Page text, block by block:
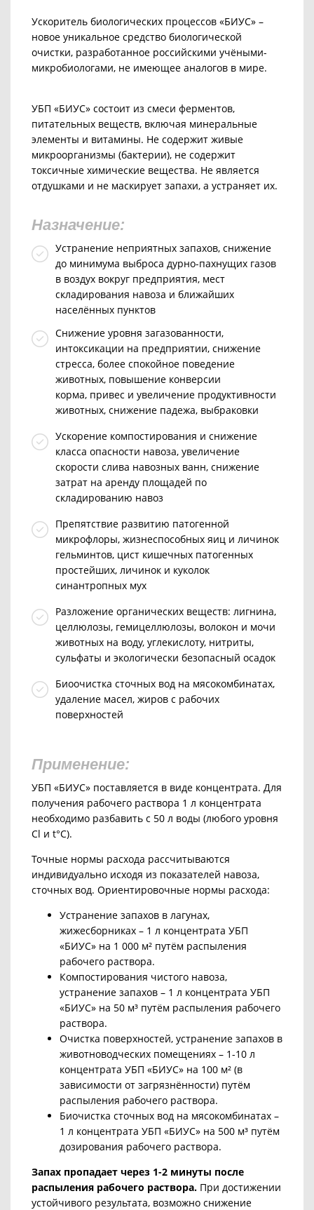
Ускоритель биологических процессов «БИУС» –
новое уникальное средство биологической
очистки, разработанное российскими учёными-
микробиологами, не имеющее аналогов в мире.
УБП «БИУС» состоит из смеси ферментов,
питательных веществ, включая минеральные
элементы и витамины. Не содержит живые
микроорганизмы (бактерии), не содержит
токсичные химические вещества. Не является
отдушками и не маскирует запахи, а устраняет их.
Назначение:
Устранение неприятных запахов, снижение
до минимума выброса дурно-пахнущих газов
в воздух вокруг предприятия, мест
складирования навоза и ближайших
населённых пунктов
Снижение уровня загазованности,
интоксикации на предприятии, снижение
стресса, более спокойное поведение
животных, повышение конверсии
корма, привес и увеличение продуктивности
животных, снижение падежа, выбраковки
Ускорение компостирования и снижение
класса опасности навоза, увеличение
скорости слива навозных ванн, снижение
затрат на аренду площадей по
складированию навоз
Препятствие развитию патогенной
микрофлоры, жизнеспособных яиц и личинок
гельминтов, цист кишечных патогенных
простейших, личинок и куколок
синантропных мух
Разложение органических веществ: лигнина,
целлюлозы, гемицеллюлозы, волокон и мочи
животных на воду, углекислоту, нитриты,
сульфаты и экологически безопасный осадок
Биоочистка сточных вод на мясокомбинатах,
удаление масел, жиров с рабочих
поверхностей
Применение:
УБП «БИУС» поставляется в виде концентрата. Для
получения рабочего раствора 1 л концентрата
необходимо разбавить с 50 л воды (любого уровня
Cl и t°С).
Точные нормы расхода рассчитываются
индивидуально исходя из показателей навоза,
сточных вод. Ориентировочные нормы расхода:
Устранение запахов в лагунах,
жижесборниках – 1 л концентрата УБП
«БИУС» на 1 000 м² путём распыления
рабочего раствора.
Компостирования чистого навоза,
устранение запахов – 1 л концентрата УБП
«БИУС» на 50 м³ путём распыления рабочего
раствора.
Очистка поверхностей, устранение запахов в
животноводческих помещениях – 1-10 л
концентрата УБП «БИУС» на 100 м² (в
зависимости от загрязнённости) путём
распыления рабочего раствора.
Биочистка сточных вод на мясокомбинатах –
1 л концентрата УБП «БИУС» на 500 м³ путём
дозирования рабочего раствора.
Запах пропадает через 1-2 минуты после
распыления рабочего раствора. При достижении
устойчивого результата, возможно снижение